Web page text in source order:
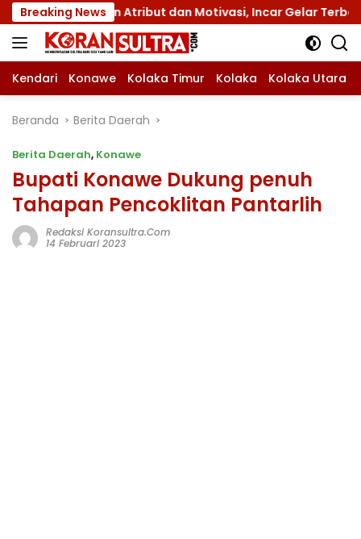
Langsung
ke
konten
Breaking News
dengan Atribut dan Motivasi, Incar Gelar Terbaik di Sultra
Kendari Konawe Kolaka Timur Kolaka Kolaka Utara
Beranda Berita Daerah
Berita Daerah, Konawe
Bupati Konawe Dukung penuh
Tahapan Pencoklitan Pantarlih
Redaksi Koransultra.com
14 Februari 2023